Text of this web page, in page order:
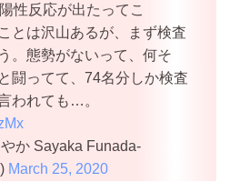
性反応が出たってこ
とは沢山あるが、まず検査
。態勢がないって、何そ
闘ってて、74名分しか検査
われても…。
か Sayaka Funada-
March 25, 2020